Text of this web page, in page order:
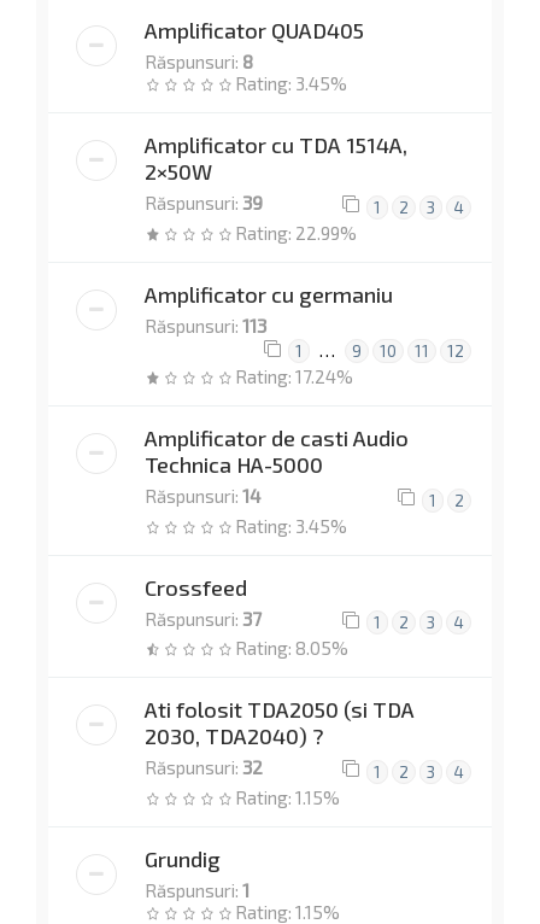
Amplificator QUAD405
Răspunsuri: 8
Rating: 3.45%
Amplificator cu TDA 1514A,
2×50W
Răspunsuri: 39 1 2 3 4
Rating: 22.99%
Amplificator cu germaniu
Răspunsuri: 113
1 … 9 10 11 12
Rating: 17.24%
Amplificator de casti Audio
Technica HA-5000
Răspunsuri: 14 1 2
Rating: 3.45%
Crossfeed
Răspunsuri: 37 1 2 3 4
Rating: 8.05%
Ati folosit TDA2050 (si TDA
2030, TDA2040) ?
Răspunsuri: 32 1 2 3 4
Rating: 1.15%
Grundig
Răspunsuri: 1
Rating: 1.15%